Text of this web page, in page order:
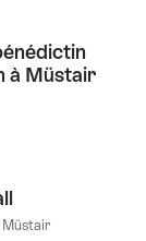
à Müstair
Müstair